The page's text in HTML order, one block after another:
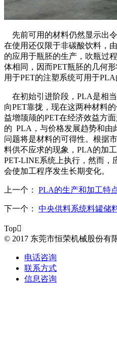
先前可用的材料仍然显示出
在使用还仅限于非碳酸饮料，
的应用于瓶胚的生产，吹瓶过
体相同，因而PET瓶胚的几何
用于PET的注塑系统可用于PLA
在初始引进阶段， PLA是相
向PET靠拢，现在这两种材料
益增颉颃的PET在经济效益方
的 PLA ，与价格发展趋势和
问题将是材料的可得性。根据
料供不应求的现象， PLA的加
PET-LINE系统上执行，然而，
会使加工程序发生长期变化。
上一个： PLA的生产和加工特
下一个： 中央供料系统料罐储
Top
© 2017 东莞市恒荣机械股份有
电话咨询
联系方式
信息咨询